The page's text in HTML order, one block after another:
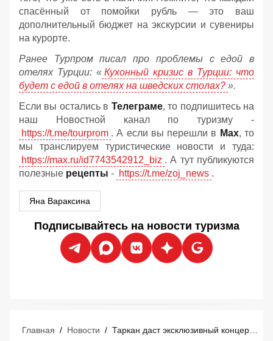
спасённый от помойки рубль — это ваш
дополнительный бюджет на экскурсии и сувениры
на курорте.
Ранее Турпром писал про проблемы с едой в
отелях Турции: « Кухонный кризис в Турции: что
будет с едой в отелях на шведских столах? ».
Если вы остались в Телеграме, то подпишитесь на
наш Новостной канал по туризму -
https://t.me/tourprom . А если вы перешли в Мах, то
мы транслируем туристические новости и туда:
https://max.ru/id7743542912_biz . А тут публикуются
полезные рецепты - https://t.me/zoj_news .
Яна Вараксина
Подписывайтесь на новости туризма
Главная / Новости / Таркан даст эксклюзивный концерт в Мармарисе 29 августа: российские туристы уже покупают билеты